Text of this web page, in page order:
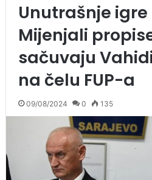
Unutrašnje igre
Mijenjali
sačuvaju
na čelu FUP-a
09/08/2024 0 135